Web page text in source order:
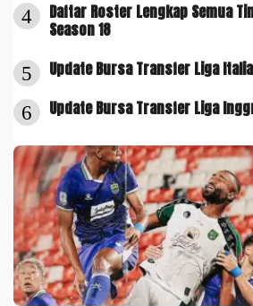
4
Daftar Roster Lengkap Semua
Season 18
5 Update Bursa Transfer Liga
6 Update Bursa Transfer Liga